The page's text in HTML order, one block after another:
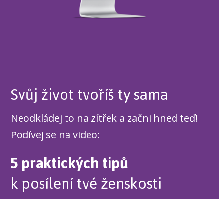
Svůj život tvoříš ty sama
Neodkládej to na zítřek a začni hned teď!
Podívej se na video:
5 praktických tipů
k posílení tvé ženskosti